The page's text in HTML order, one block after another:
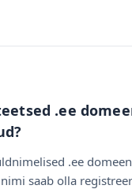
.ee
.ee
saab olla